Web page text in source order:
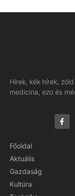
Hírek, kék hírek,
medicina, ezo és
Főoldal
Aktuális
Gazdaság
Kultúra